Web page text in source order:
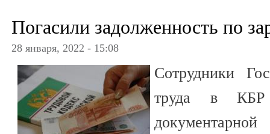
Погасили задолженность по
28 января, 2022 - 15:08
Сотрудники
труда в КБР